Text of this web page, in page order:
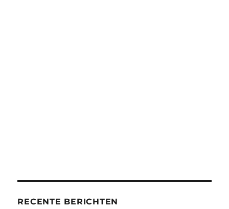
RECENTE BERICHTEN